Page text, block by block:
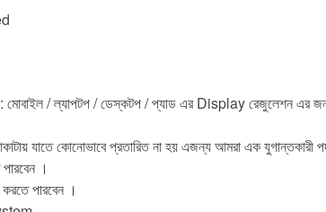
/ ল্যাপটপ / ডেস্কটপ / প্যাড এর Display রেজুলেশন এর জন্য
যাতে কোনোভাবে প্রতারিত না হয় এজন্য আমরা এক যুগান্তকারী
।
করতে পারবেন ।